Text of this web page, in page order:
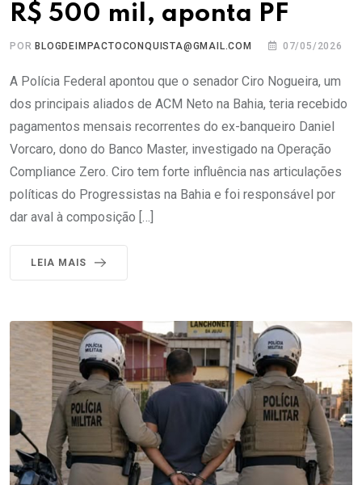
R$ 500 mil, aponta PF
PORBLOGDEIMPACTOCONQUISTA@GMAIL.COM 07/05/2026
A Polícia Federal apontou que o senador Ciro Nogueira, um
dos principais aliados de ACM Neto na Bahia, teria recebido
pagamentos mensais recorrentes do ex-banqueiro Daniel
Vorcaro, dono do Banco Master, investigado na Operação
Compliance Zero. Ciro tem forte influência nas articulações
políticas do Progressistas na Bahia e foi responsável por
dar aval à composição […]
LEIA MAIS